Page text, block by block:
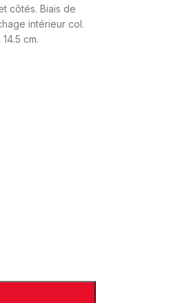
côtés. Biais de
intérieur col.
cm.